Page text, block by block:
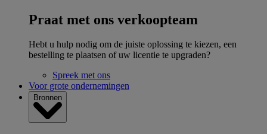
Praat met ons verkoopteam
Hebt u hulp nodig om de juiste oplossing te kiezen, een
bestelling te plaatsen of uw licentie te upgraden?
Spreek met ons
Voor grote ondernemingen
Bronnen